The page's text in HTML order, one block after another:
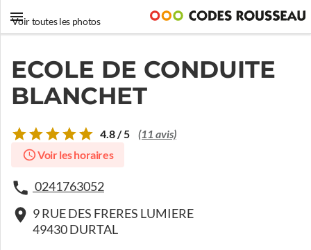
Voir toutes les photos
ECOLE DE CONDUITE
BLANCHET
4.8 / 5 (11 avis)
Voir les horaires
0241763052
9 RUE DES FRERES LUMIERE
49430 DURTAL